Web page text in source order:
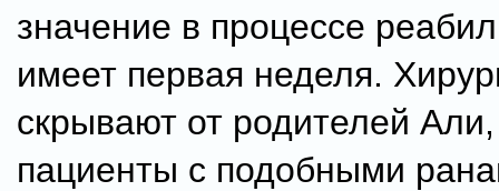
значение в процессе
имеет первая неделя.
скрывают от родителей
пациенты с подобными